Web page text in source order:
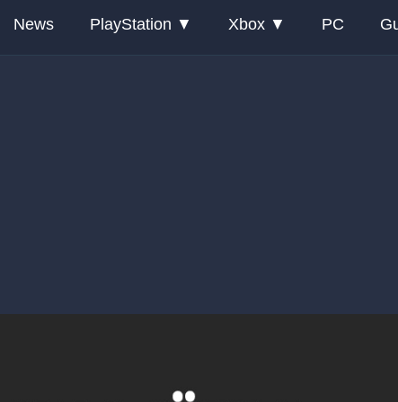
News PlayStation Xbox PC